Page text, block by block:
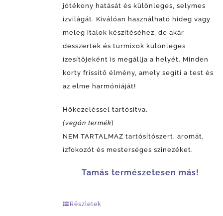
jótékony hatását és különleges, selymes
ízvilágát. Kiválóan használható hideg vagy
meleg italok készítéséhez, de akár
desszertek és turmixok különleges
ízesítőjeként is megállja a helyét. Minden
korty frissítő élmény, amely segíti a test és
az elme harmóniáját!
Hőkezeléssel tartósítva.
(vegán termék)
NEM TARTALMAZ tartósítószert, aromát,
ízfokozót és mesterséges szinezéket.
Tamás természetesen más!
Részletek